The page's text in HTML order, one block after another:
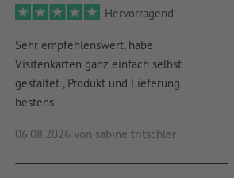
Hervorragend
Sehr empfehlenswert, habe
Visitenkarten ganz einfach selbst
gestaltet , Produkt und Lieferung
bestens
06.08.2026 von sabine tritschler